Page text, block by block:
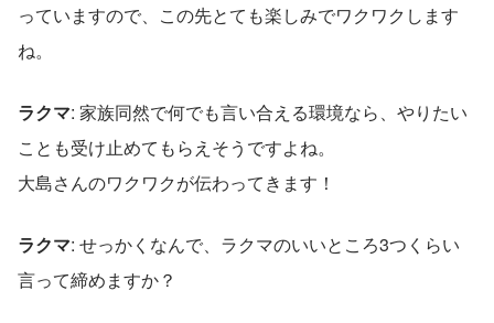
っていますので、この先とても楽しみでワクワクします
ね。
ラクマ: 家族同然で何でも言い合える環境なら、やりたい
ことも受け止めてもらえそうですよね。
大島さんのワクワクが伝わってきます！
ラクマ: せっかくなんで、ラクマのいいところ3つくらい
言って締めますか？